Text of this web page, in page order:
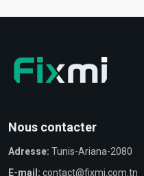
Nous contacter
Adresse: Tunis-Ariana-2080
E-mail: contact@fixmi.com.tn